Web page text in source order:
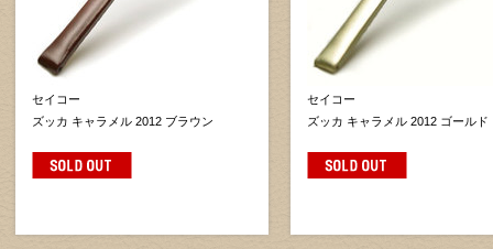
セイコー
ズッカ キャラメル 2012 ブラウン
セイコー
ズッカ キャラメル 2012 ゴールド